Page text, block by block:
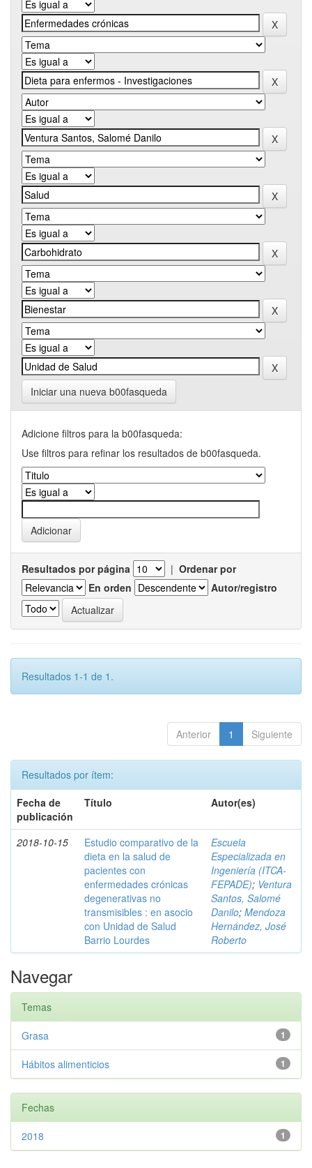
Iniciar una nueva b00fasqueda
Adicione filtros para la b00fasqueda:
Use filtros para refinar los resultados de b00fasqueda.
Resultados por página | Ordenar por
En orden
Autor/registro
Resultados 1-1 de 1.
Anterior 1 Siguiente
Resultados por ítem:
Fecha de
publicación
Título Autor(es)
2018-10-15
Estudio comparativo de la
dieta en la salud de
pacientes con
enfermedades crónicas
degenerativas no
transmisibles : en asocio
con Unidad de Salud
Barrio Lourdes
Escuela
Especializada en
Ingeniería (ITCA-
FEPADE); Ventura
Santos, Salomé
Danilo; Mendoza
Hernández, José
Roberto
Navegar
Temas
1
Grasa
1
Hábitos alimenticios
Fechas
1
2018